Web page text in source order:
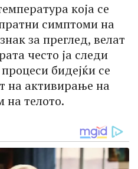
која се
симптоми на
за преглед, велат
често ја следи
бидејќи се
на активирање на
на телото.